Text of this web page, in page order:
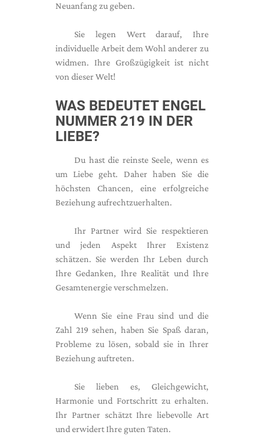
Neuanfang zu geben.
Sie legen Wert darauf, Ihre
individuelle Arbeit dem Wohl anderer zu
widmen. Ihre Großzügigkeit ist nicht
von dieser Welt!
WAS BEDEUTET ENGEL
NUMMER 219 IN DER
LIEBE?
Du hast die reinste Seele, wenn es
um Liebe geht. Daher haben Sie die
höchsten Chancen, eine erfolgreiche
Beziehung aufrechtzuerhalten.
Ihr Partner wird Sie respektieren
und jeden Aspekt Ihrer Existenz
schätzen. Sie werden Ihr Leben durch
Ihre Gedanken, Ihre Realität und Ihre
Gesamtenergie verschmelzen.
Wenn Sie eine Frau sind und die
Zahl 219 sehen, haben Sie Spaß daran,
Probleme zu lösen, sobald sie in Ihrer
Beziehung auftreten.
Sie lieben es, Gleichgewicht,
Harmonie und Fortschritt zu erhalten.
Ihr Partner schätzt Ihre liebevolle Art
und erwidert Ihre guten Taten.